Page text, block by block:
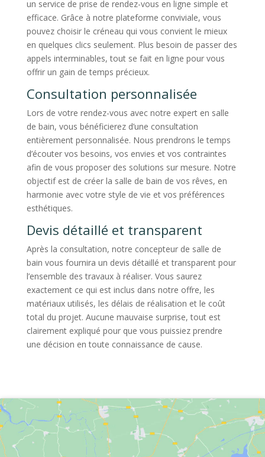
un service de prise de rendez-vous en ligne simple et
efficace. Grâce à notre plateforme conviviale, vous
pouvez choisir le créneau qui vous convient le mieux
en quelques clics seulement. Plus besoin de passer des
appels interminables, tout se fait en ligne pour vous
offrir un gain de temps précieux.
Consultation personnalisée
Lors de votre rendez-vous avec notre expert en salle
de bain, vous bénéficierez d’une consultation
entièrement personnalisée. Nous prendrons le temps
d’écouter vos besoins, vos envies et vos contraintes
afin de vous proposer des solutions sur mesure. Notre
objectif est de créer la salle de bain de vos rêves, en
harmonie avec votre style de vie et vos préférences
esthétiques.
Devis détaillé et transparent
Après la consultation, notre concepteur de salle de
bain vous fournira un devis détaillé et transparent pour
l’ensemble des travaux à réaliser. Vous saurez
exactement ce qui est inclus dans notre offre, les
matériaux utilisés, les délais de réalisation et le coût
total du projet. Aucune mauvaise surprise, tout est
clairement expliqué pour que vous puissiez prendre
une décision en toute connaissance de cause.